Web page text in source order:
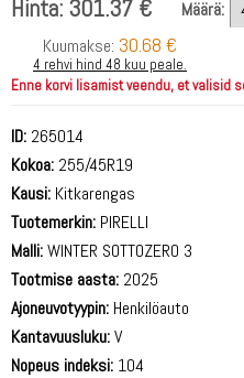
Hinta: 301.37 €
Määrä:
Kuumakse: 30.68 €
4 rehvi hind 48 kuu peale.
Enne korvi lisamist veendu, et valisid
ID: 265014
Kokoa: 255/45R19
Kausi: Kitkarengas
Tuotemerkin: PIRELLI
Malli:WINTER SOTTOZERO 3
Tootmise aasta: 2025
Ajoneuvotyypin: Henkilöauto
Kantavuusluku:V
Nopeus indeksi: 104